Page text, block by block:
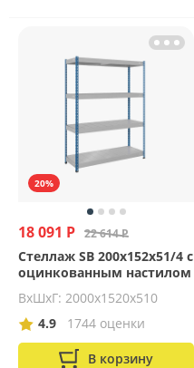
20%
18 091 Р 22 614 Р
Стеллаж SB 200x152x51/4 c
оцинкованным настилом
ВхШхГ: 2000х1520х510
4.9
1744 оценки
В корзину